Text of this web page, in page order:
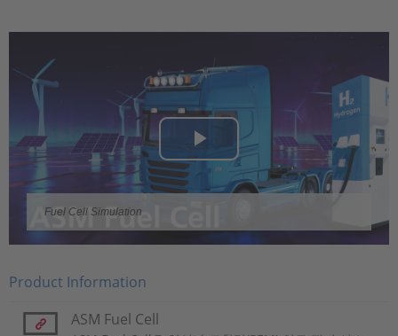
Play
Video
Fuel Cell Simulation
Product Information
ASM Fuel Cell